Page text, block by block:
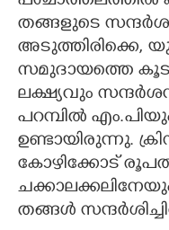
തങ്ങളുടെ
അടുത്തിരിക്കെ,
സമുദായത്തെ
ലക്ഷ്യവും
പറമ്പിൽ
ഉണ്ടായിരുന്നു.
കോഴിക്കോട്
തങ്ങൾ